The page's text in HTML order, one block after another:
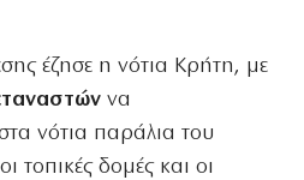
έζησε η νότια Κρήτη, με
να
νότια παράλια του
τοπικές δομές και οι